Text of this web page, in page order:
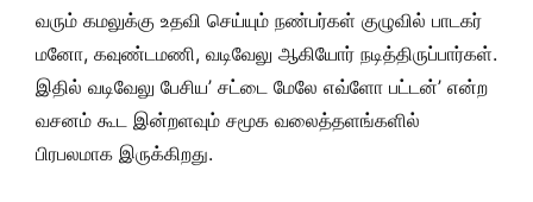
வரும் கமலுக்கு உதவி செய்யும் நண்பர்கள் குழுவில் பாடகர்
மனோ, கவுண்டமணி, வடிவேலு ஆகியோர் நடித்திருப்பார்கள்.
இதில் வடிவேலு பேசிய’ சட்டை மேலே எவ்ளோ பட்டன்’ என்ற
வசனம் கூட இன்றளவும் சமூக வலைத்தளங்களில்
பிரபலமாக இருக்கிறது.